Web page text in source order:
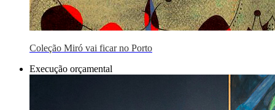
Coleção Miró vai ficar no Porto
Execução orçamental